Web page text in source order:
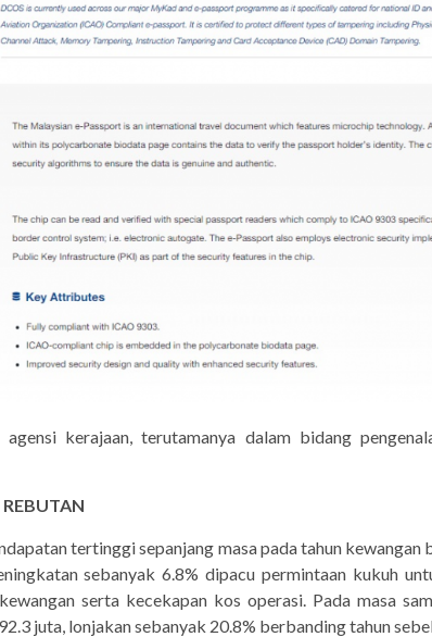
kerajaan, terutamanya dalam bidang
tertinggi sepanjang masa pada tahun kewangan
sebanyak 6.8% dipacu permintaan kukuh
serta kecekapan kos operasi. Pada masa
juta, lonjakan sebanyak 20.8% berbanding tahun